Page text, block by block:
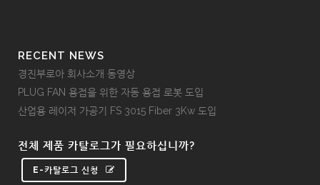
RECENT NEWS
경진부로아 회사소개 동영상
PLUG FAN 용접을 위한 자동 용접 로봇 도입
산업용 레이저 가공기 FS 3015 Fiber 3Kw 도입
전체 제품 카탈로그가 필요하십니까?
E-카탈로그 신청